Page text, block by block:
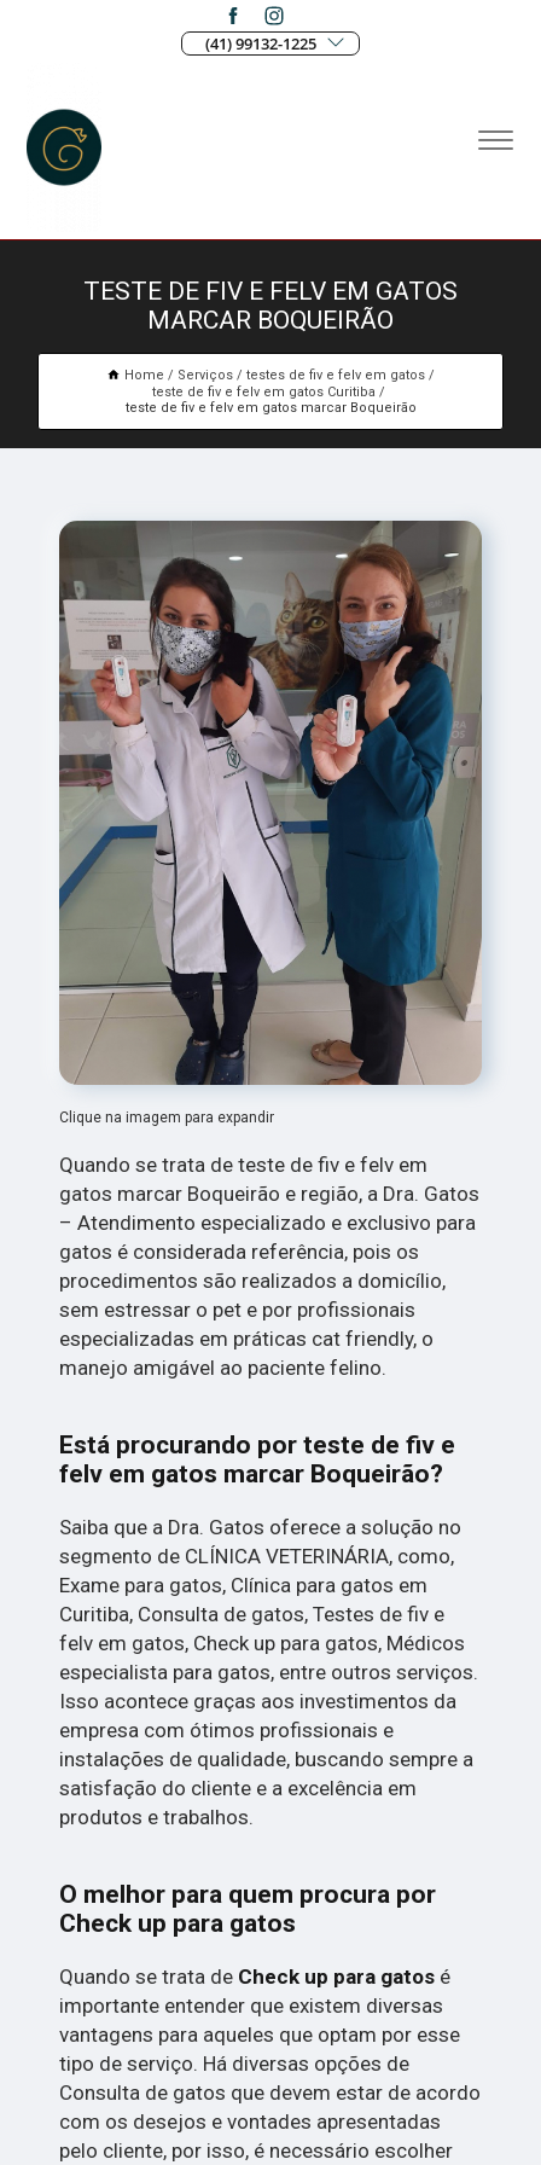
(41) 99132-1225
TESTE DE FIV E FELV EM GATOS
MARCAR BOQUEIRÃO
Home Serviços
testes de fiv e felv em gatos
teste de fiv e felv em gatos Curitiba
teste de fiv e felv em gatos marcar Boqueirão
Clique na imagem para expandir
Quando se trata de teste de fiv e felv em
gatos marcar Boqueirão e região, a Dra. Gatos
– Atendimento especializado e exclusivo para
gatos é considerada referência, pois os
procedimentos são realizados a domicílio,
sem estressar o pet e por profissionais
especializadas em práticas cat friendly, o
manejo amigável ao paciente felino.
Está procurando por teste de fiv e
felv em gatos marcar Boqueirão?
Saiba que a Dra. Gatos oferece a solução no
segmento de CLÍNICA VETERINÁRIA, como,
Exame para gatos, Clínica para gatos em
Curitiba, Consulta de gatos, Testes de fiv e
felv em gatos, Check up para gatos, Médicos
especialista para gatos, entre outros serviços.
Isso acontece graças aos investimentos da
empresa com ótimos profissionais e
instalações de qualidade, buscando sempre a
satisfação do cliente e a excelência em
produtos e trabalhos.
O melhor para quem procura por
Check up para gatos
Quando se trata de Check up para gatos é
importante entender que existem diversas
vantagens para aqueles que optam por esse
tipo de serviço. Há diversas opções de
Consulta de gatos que devem estar de acordo
com os desejos e vontades apresentadas
pelo cliente, por isso, é necessário escolher